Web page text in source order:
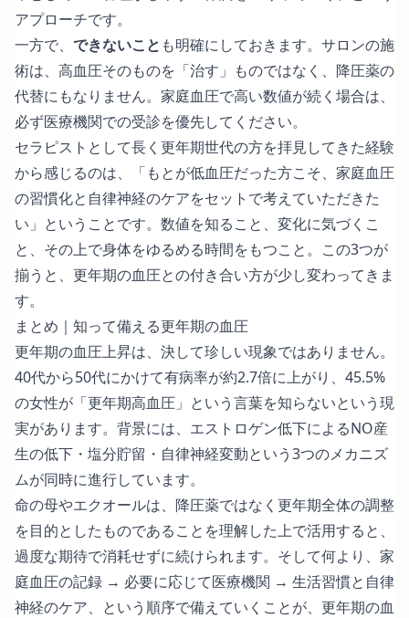
アプローチです。
一方で、 できないこと も明確にしておきます。サロンの施
術は、高血圧そのものを「治す」ものではなく、降圧薬の
代替にもなりません。家庭血圧で高い数値が続く場合は、
必ず医療機関での受診を優先してください。
セラピストとして長く更年期世代の方を拝見してきた経験
から感じるのは、「もとが低血圧だった方こそ、家庭血圧
の習慣化と自律神経のケアをセットで考えていただきた
い」ということです。数値を知ること、変化に気づくこ
と、その上で身体をゆるめる時間をもつこと。この3つが
揃うと、更年期の血圧との付き合い方が少し変わってきま
す。
まとめ｜知って備える更年期の血圧
更年期の血圧上昇は、決して珍しい現象ではありません。
40代から50代にかけて有病率が約2.7倍に上がり、45.5%
の女性が「更年期高血圧」という言葉を知らないという現
実があります。背景には、エストロゲン低下によるNO産
生の低下・塩分貯留・自律神経変動という3つのメカニズ
ムが同時に進行しています。
命の母やエクオールは、降圧薬ではなく更年期全体の調整
を目的としたものであることを理解した上で活用すると、
過度な期待で消耗せずに続けられます。そして何より、家
庭血圧の記録 → 必要に応じて医療機関 → 生活習慣と自律
神経のケア、という順序で備えていくことが、更年期の血